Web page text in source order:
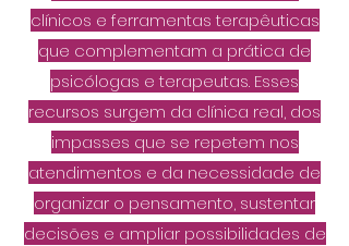
clínicos e ferramentas terapêuticas
que complementam a prática de
psicólogas e terapeutas. Esses
recursos surgem da clínica real, dos
impasses que se repetem nos
atendimentos e da necessidade de
organizar o pensamento, sustentar
decisões e ampliar possibilidades de